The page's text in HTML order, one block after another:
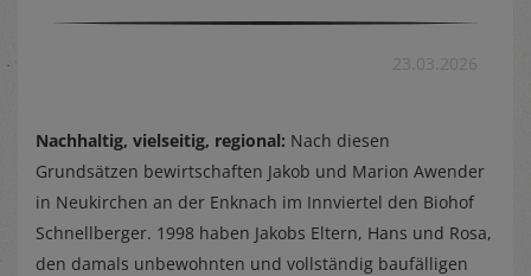
23.03.2026
Nachhaltig, vielseitig, regional: Nach diesen
Grundsätzen bewirtschaften Jakob und Marion Awender
in Neukirchen an der Enknach im Innviertel den Biohof
Schnellberger. 1998 haben Jakobs Eltern, Hans und Rosa,
den damals unbewohnten und vollständig baufälligen